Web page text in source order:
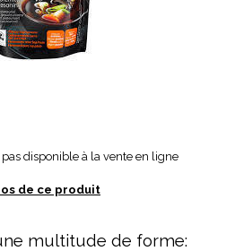
disponible à la vente en ligne
de ce produit
multitude de forme: